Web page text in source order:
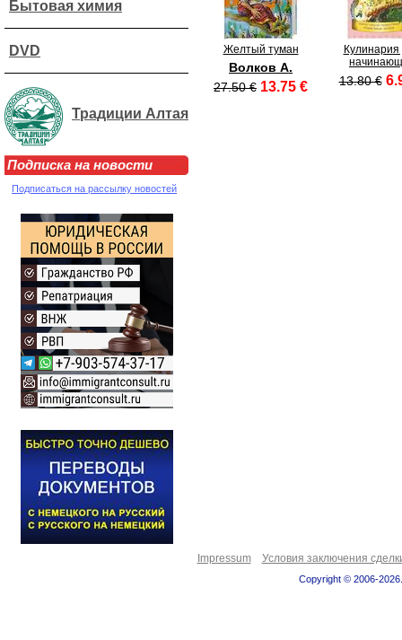
Бытовая химия
DVD
Традиции Алтая
Подписка на новости
Подписаться на рассылку новостей
Желтый туман
Волков А.
27.50 € 13.75 €
Кулинария
13.80 €
Impressum Условия заключения
Copyright © 2006-